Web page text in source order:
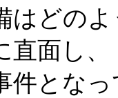
はどの
直面し
件とな